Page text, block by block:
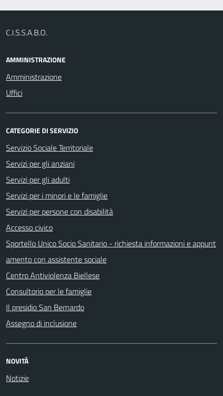
C.I.S.S.A.B.O.
AMMINISTRAZIONE
Amministrazione
Uffici
CATEGORIE DI SERVIZIO
Servizio Sociale Territoriale
Servizi per gli anziani
Servizi per gli adulti
Servizi per i minori e le famiglie
Servizi per persone con disabilità
Accesso civico
Sportello Unico Socio Sanitario - richiesta informazioni e appunt
amento con assistente sociale
Centro Antiviolenza Biellese
Consultorio per le famiglie
Il presidio San Bernardo
Assegno di inclusione
NOVITÀ
Notizie